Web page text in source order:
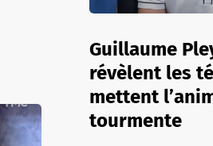
Guillaume
révèlent les
mettent
tourmente